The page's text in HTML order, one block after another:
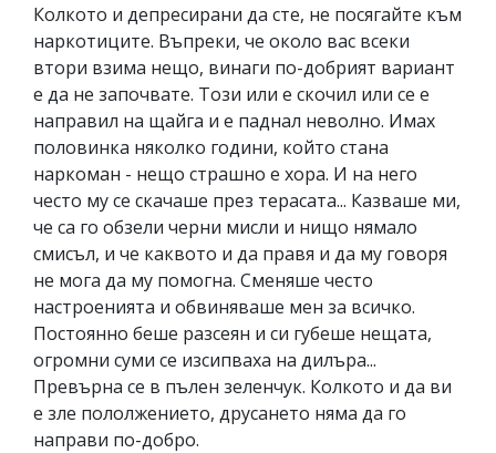
Колкото и депресирани да сте, не посягайте към
наркотиците. Въпреки, че около вас всеки
втори взима нещо, винаги по-добрият вариант
е да не започвате. Този или е скочил или се е
направил на щайга и е паднал неволно. Имах
половинка няколко години, който стана
наркоман - нещо страшно е хора. И на него
често му се скачаше през терасата... Казваше ми,
че са го обзели черни мисли и нищо нямало
смисъл, и че каквото и да правя и да му говоря
не мога да му помогна. Сменяше често
настроенията и обвиняваше мен за всичко.
Постоянно беше разсеян и си губеше нещата,
огромни суми се изсипваха на дилъра...
Превърна се в пълен зеленчук. Колкото и да ви
е зле пололжението, друсането няма да го
направи по-добро.